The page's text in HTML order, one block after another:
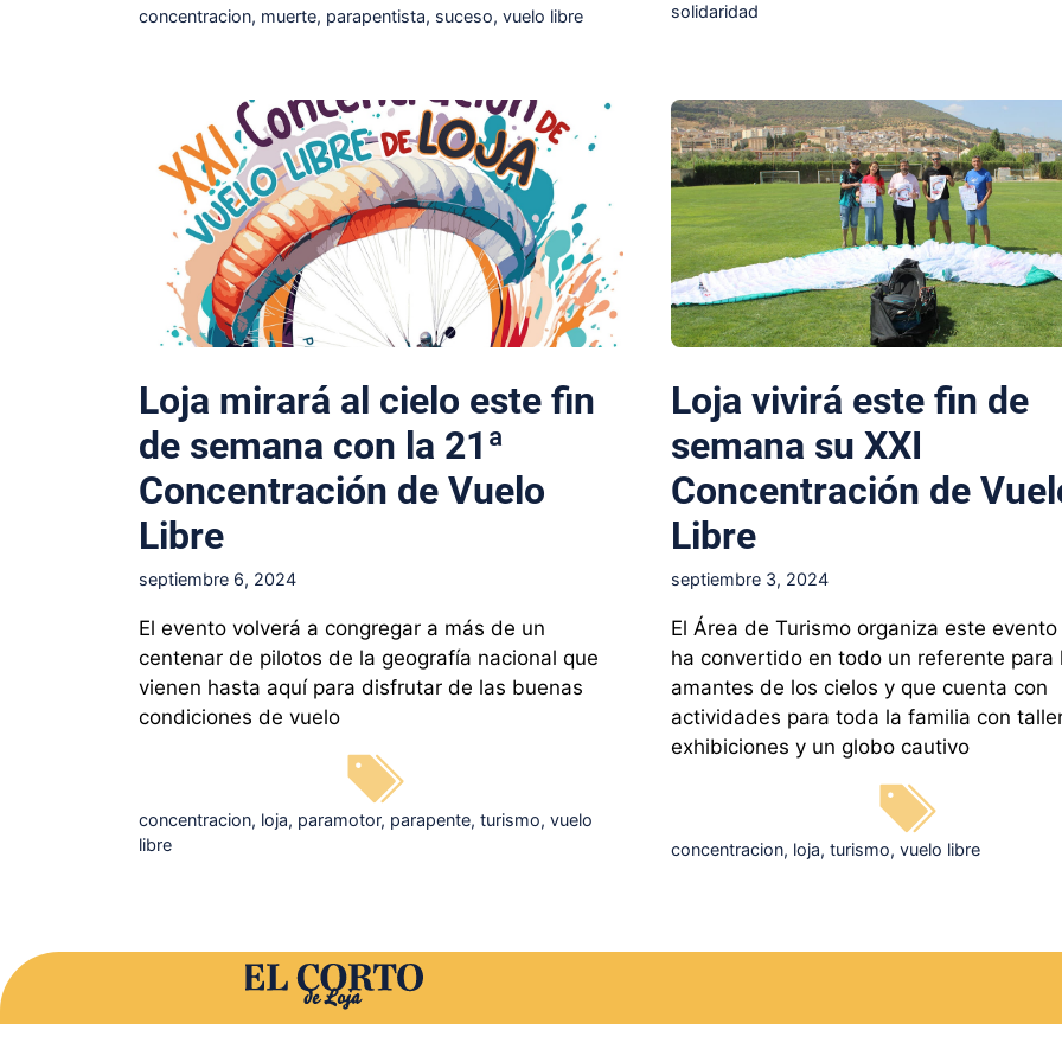
Etiquetas
concentracion, muerte, parapentista, suceso, vuelo libre solidaridad
Loja mirará al cielo este fin
de semana con la 21ª
Concentración de Vuelo
Libre
septiembre 6, 2024
El evento volverá a congregar a más de un
centenar de pilotos de la geografía nacional que
vienen hasta aquí para disfrutar de las buenas
condiciones de vuelo
Etiquetas
concentracion, loja, paramotor, parapente, turismo, vuelo
libre
Loja vivirá este fin de
semana su XXI
Concentración de
Libre
septiembre 3, 2024
El Área de Turismo organiza este
ha convertido en todo un referente para
amantes de los cielos y que cuenta con
actividades para toda la familia con
exhibiciones y un globo cautivo
Etiquetas
concentracion, loja, turismo, vuelo libre